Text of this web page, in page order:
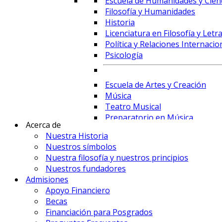
Filosofía y Humanidades
Historia
Licenciatura en Filosofía y
Política y Relaciones
Psicología
Escuela de Artes y Creación
Música
Teatro Musical
Preparatorio en Música
Prime Business School
Administración de Empresas y
Contaduría
Finanzas, Fintech y Comercio
Acerca de
Nuestra Historia
Nuestros símbolos
Nuestra filosofía y nuestros principios
Nuestros fundadores
Admisiones
Apoyo Financiero
Becas
Financiación para Posgrados